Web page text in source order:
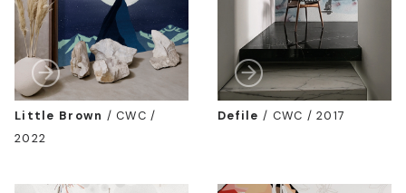
Little Brown /CWC /
2022
Defile / CWC / 2017